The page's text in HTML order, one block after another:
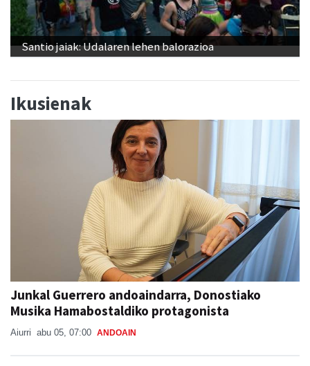
Santio jaiak: Udalaren lehen balorazioa
Ikusienak
Junkal Guerrero andoaindarra, Donostiako
Musika Hamabostaldiko protagonista
Aiurri abu 05, 07:00 ANDOAIN